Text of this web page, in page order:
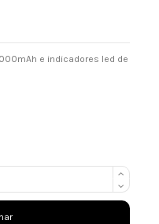
e indicadores led de